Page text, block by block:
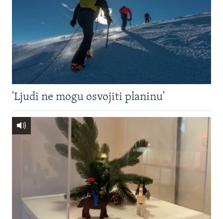
'Ljudi ne mogu osvojiti planinu'